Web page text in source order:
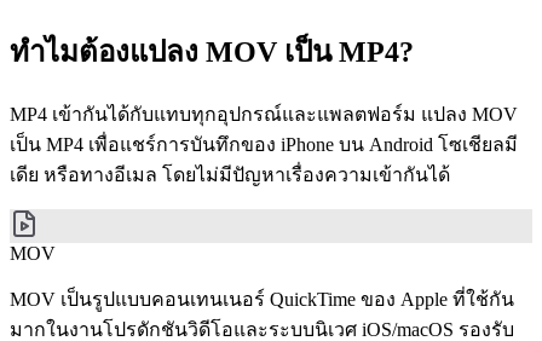
ทำไมต้องแปลง MOV เป็น MP4?
MP4 เข้ากันได้กับแทบทุกอุปกรณ์และแพลตฟอร์ม แปลง MOV
เป็น MP4 เพื่อแชร์การบันทึกของ iPhone บน Android โซเชียลมี
เดีย หรือทางอีเมล โดยไม่มีปัญหาเรื่องความเข้ากันได้
MOV
MOV เป็นรูปแบบคอนเทนเนอร์ QuickTime ของ Apple ที่ใช้กัน
มากในงานโปรดักชันวิดีโอและระบบนิเวศ iOS/macOS รองรับ